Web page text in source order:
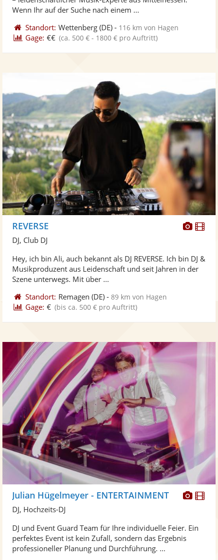
Wenn Ihr auf der Suche nach einem ...
Standort: Wettenberg (DE) - 116 km von Hagen
Gage: €€ (ca. 500 € - 1800 € pro Auftritt)
Fotos
REVERSE
DJ, Club DJ
Hey, ich bin Ali, auch bekannt als DJ REVERSE. Ich bin DJ &
Musikproduzent aus Leidenschaft und seit Jahren in der
Szene unterwegs. Mit über ...
Standort: Remagen (DE) -89 km von Hagen
Gage: € (bis ca. 500 € pro Auftritt)
Fotos
Julian Hügelmeyer - ENTERTAINMENT
DJ, Hochzeits-DJ
DJ und Event Guard Team für Ihre individuelle Feier. Ein
perfektes Event ist kein Zufall, sondern das Ergebnis
professioneller Planung und Durchführung. ...